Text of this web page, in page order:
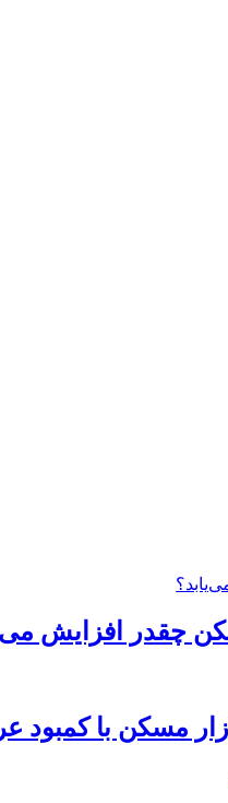
چقدر افزایش
مسکن با